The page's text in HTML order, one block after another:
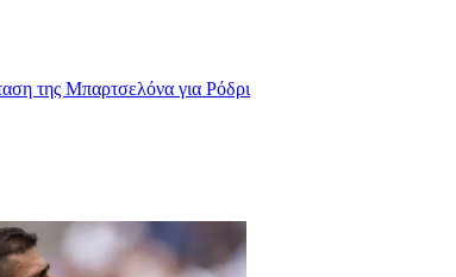
της Μπαρτσελόνα για Ρόδρι